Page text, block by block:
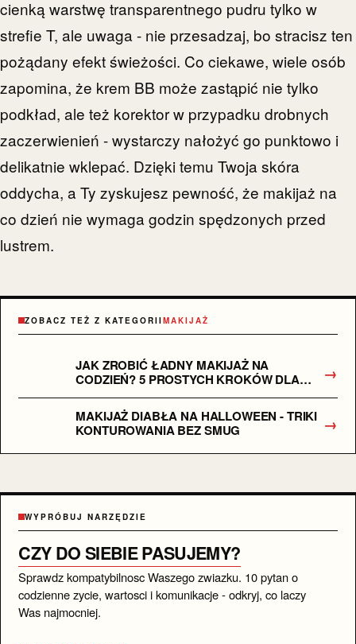
cienką warstwę transparentnego pudru tylko w
strefie T, ale uwaga - nie przesadzaj, bo stracisz ten
pożądany efekt świeżości. Co ciekawe, wiele osób
zapomina, że krem BB może zastąpić nie tylko
podkład, ale też korektor w przypadku drobnych
zaczerwienień - wystarczy nałożyć go punktowo i
delikatnie wklepać. Dzięki temu Twoja skóra
oddycha, a Ty zyskujesz pewność, że makijaż na
co dzień nie wymaga godzin spędzonych przed
lustrem.
ZOBACZ TEŻ Z KATEGORIIMAKIJAŻ
JAK ZROBIĆ ŁADNY MAKIJAŻ NA
CODZIEŃ? 5 PROSTYCH KROKÓW DLA
POCZĄTKUJĄCYCH
→
MAKIJAŻ DIABŁA NA HALLOWEEN - TRIKI
KONTUROWANIA BEZ SMUG
→
WYPRÓBUJ NARZĘDZIE
CZY DO SIEBIE PASUJEMY?
Sprawdz kompatybilnosc Waszego zwiazku. 10 pytan o
codzienne zycie, wartosci i komunikacje - odkryj, co laczy
Was najmocniej.